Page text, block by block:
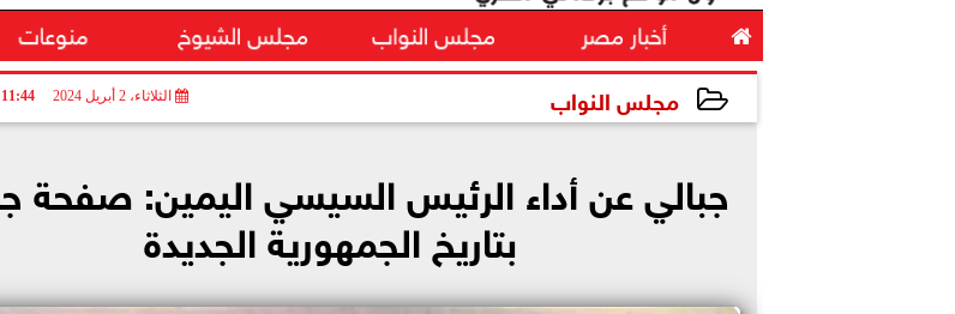
 أخبار مصر مجلس النواب مجلس الشيوخ منوعات
مجلس النواب الثلاثاء، 2 أبريل 2024 11:44 صـ
جبالي عن أداء الرئيس السيسي اليمين: صفحة
بتاريخ الجمهورية الجديدة